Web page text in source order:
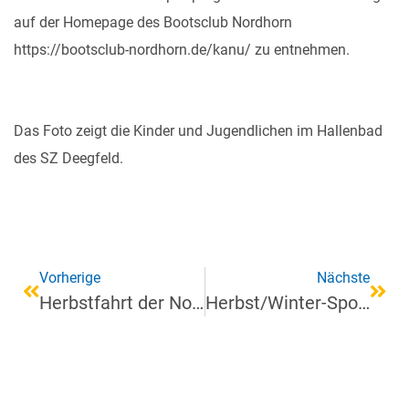
auf der Homepage des Bootsclub Nordhorn
https://bootsclub-nordhorn.de/kanu/ zu entnehmen.
Das Foto zeigt die Kinder und Jugendlichen im Hallenbad
des SZ Deegfeld.
Vorherige
Herbstfahrt der Nordhorner Kanuten in die luxemburgischen Ardennen
Nächste
Herbst/Winter-Sportprogramm 2024/25 der Kanuabteilung des BCN